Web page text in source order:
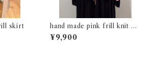
skirt
hand made pink frill knit ca
rdigan
¥9,900